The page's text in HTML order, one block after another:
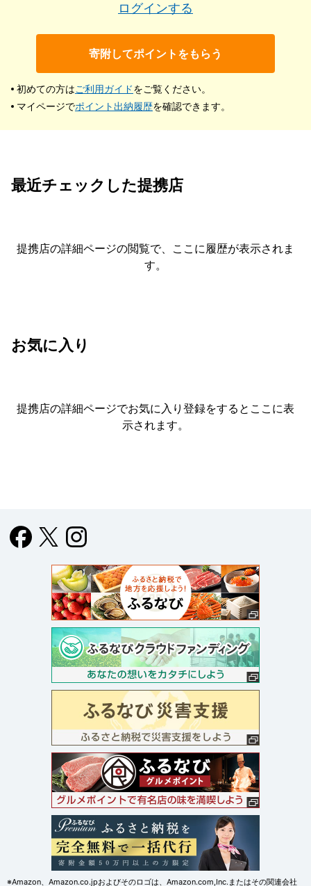
ログインする
寄附してポイントをもらう
初めての方はご利用ガイドをご覧ください。
マイページでポイント出納履歴を確認できます。
最近チェックした提携店
提携店の詳細ページの閲覧で、ここに履歴が表示されま
す。
お気に入り
提携店の詳細ページでお気に入り登録をすると ここに表
示されます。
※Amazon、Amazon.co.jpおよびそのロゴは、Amazon.com,Inc.またはその関連会社